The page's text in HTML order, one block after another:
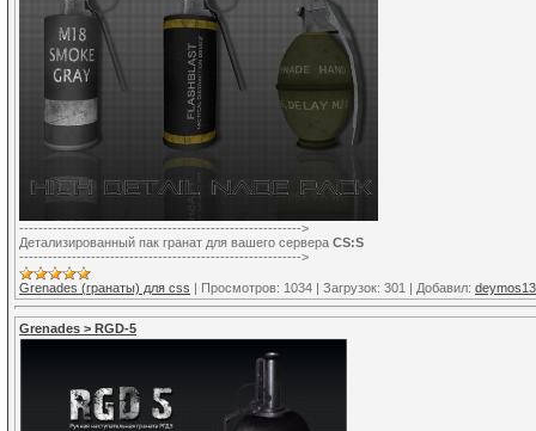
----------------------------------------------------------->
Детализированный пак гранат для вашего сервера CS:S
----------------------------------------------------------->
Grenades (гранаты) для css Просмотров: 1034 Загрузок: 301 Добавил: deymos13
Grenades > RGD-5